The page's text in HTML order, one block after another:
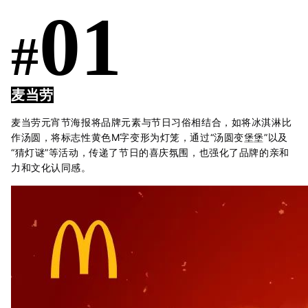
#01
麦当劳
麦当劳元宵节海报将品牌元素与节日习俗相结合，如将冰淇淋比
作汤圆，将标志性黄色M字变形为灯笼，通过“汤圆变堡堡”以及
“猜灯谜”等活动，传递了节日的喜庆氛围，也强化了品牌的亲和
力和文化认同感。